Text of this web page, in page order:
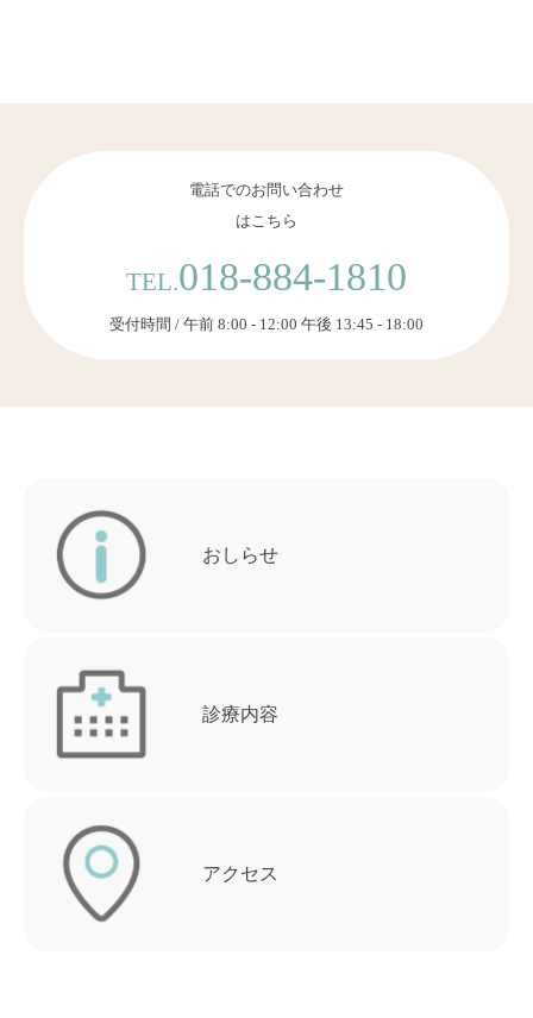
電話でのお問い合わせ
はこちら
TEL.018-884-1810
受付時間 / 午前 8:00 - 12:00 午後 13:45 - 18:00
おしらせ
診療内容
アクセス